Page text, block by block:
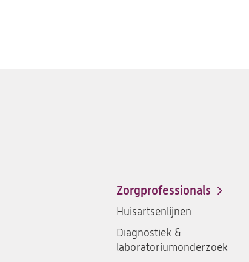
Zorgprofessionals
Huisartsenlijnen
Diagnostiek &
laboratoriumonderzoek